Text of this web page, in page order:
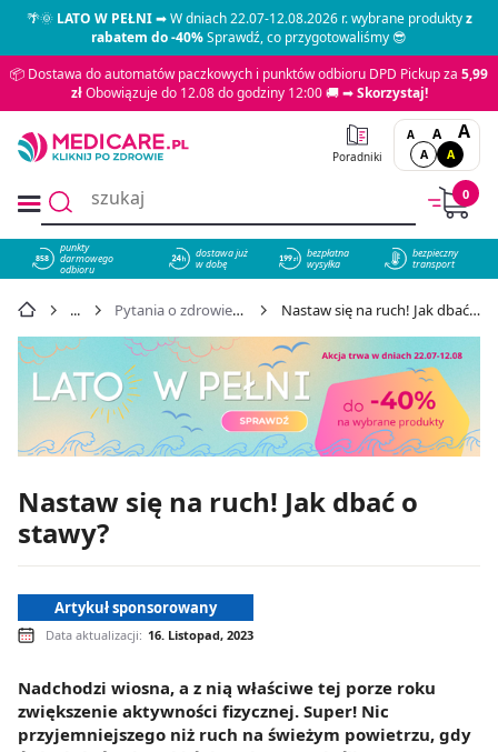
🌴🌞LATO W PEŁNI➡ W dniach 22.07-12.08.2026 r. wybrane produktyz
rabatem do -40%Sprawdź, co przygotowaliśmy 😎
📦 Dostawa do automatów paczkowych i punktów odbioru DPD Pickup za 5,99
złObowiązuje do 12.08 do godziny 12:00 🚚 ➡Skorzystaj!
Poradniki
A A A
A A
0
858
punkty
darmowego
odbioru
dostawa już
w dobę
bezpłatna
wysyłka
bezpieczny
transport
Pytania o zdrowie i urodę Nastaw się na ruch! Jak dbać o stawy?
Nastaw się na ruch! Jak dbać o
stawy?
Artykuł sponsorowany
Data aktualizacji: 16. Listopad, 2023
Nadchodzi wiosna, a z nią właściwe tej porze roku
zwiększenie aktywności fizycznej. Super! Nic
przyjemniejszego niż ruch na świeżym powietrzu, gdy